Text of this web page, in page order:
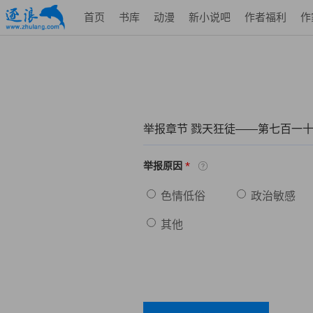
首页 书库 动漫 新小说吧 作者福利 作
举报章节 戮天狂徒——第七百一
举报原因 *
色情低俗 政治敏感
其他